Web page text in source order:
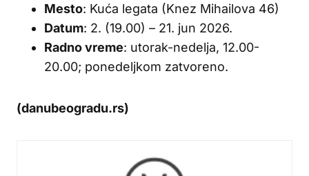
Mesto: Kuća legata (Knez Mihailova 46)
Datum: 2. (19.00) – 21. jun 2026.
Radno vreme: utorak-nedelja, 12.00-
20.00; ponedeljkom zatvoreno.
(danubeogradu.rs)